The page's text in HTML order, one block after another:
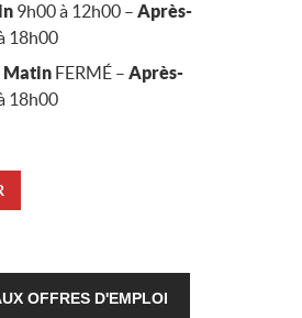
9h00 à 12h00 – Après-
18h00
Matin FERMÉ – Après-
18h00
OFFRES D'EMPLOI